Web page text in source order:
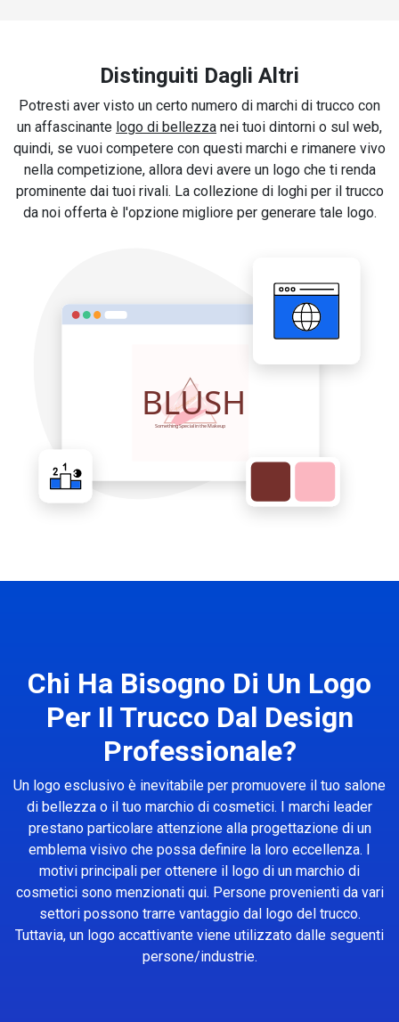
Distinguiti Dagli Altri
Potresti aver visto un certo numero di marchi di trucco con
un affascinante logo di bellezza nei tuoi dintorni o sul web,
quindi, se vuoi competere con questi marchi e rimanere vivo
nella competizione, allora devi avere un logo che ti renda
prominente dai tuoi rivali. La collezione di loghi per il trucco
da noi offerta è l'opzione migliore per generare tale logo.
Chi Ha Bisogno Di Un Logo
Per Il Trucco Dal Design
Professionale?
Un logo esclusivo è inevitabile per promuovere il tuo salone
di bellezza o il tuo marchio di cosmetici. I marchi leader
prestano particolare attenzione alla progettazione di un
emblema visivo che possa definire la loro eccellenza. I
motivi principali per ottenere il logo di un marchio di
cosmetici sono menzionati qui. Persone provenienti da vari
settori possono trarre vantaggio dal logo del trucco.
Tuttavia, un logo accattivante viene utilizzato dalle seguenti
persone/industrie.